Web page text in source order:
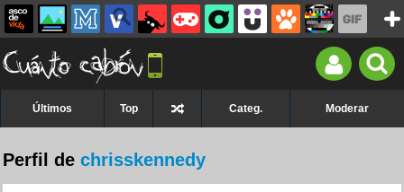
Últimos Top Categ. Moderar
Perfil de chrisskennedy